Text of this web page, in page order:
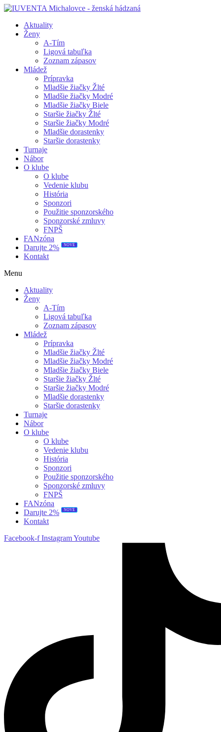
Aktuality
Ženy
A-Tím
Ligová tabuľka
Zoznam zápasov
Mládež
Prípravka
Mladšie žiačky Žlté
Mladšie žiačky Modré
Mladšie žiačky Biele
Staršie žiačky Žlté
Staršie žiačky Modré
Mladšie dorastenky
Staršie dorastenky
Turnaje
Nábor
O klube
O klube
Vedenie klubu
História
Sponzori
Použitie sponzorského
Sponzorské zmluvy
FNPŠ
FANzóna
Darujte 2%
NOVÉ
Kontakt
Menu
Aktuality
Ženy
A-Tím
Ligová tabuľka
Zoznam zápasov
Mládež
Prípravka
Mladšie žiačky Žlté
Mladšie žiačky Modré
Mladšie žiačky Biele
Staršie žiačky Žlté
Staršie žiačky Modré
Mladšie dorastenky
Staršie dorastenky
Turnaje
Nábor
O klube
O klube
Vedenie klubu
História
Sponzori
Použitie sponzorského
Sponzorské zmluvy
FNPŠ
FANzóna
Darujte 2%
NOVÉ
Kontakt
Facebook-f InstagramYoutube